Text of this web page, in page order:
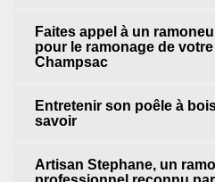
Faites appel à un
pour le ramonage de
Champsac
Entretenir son poêle à
savoir
Artisan Stephane, un